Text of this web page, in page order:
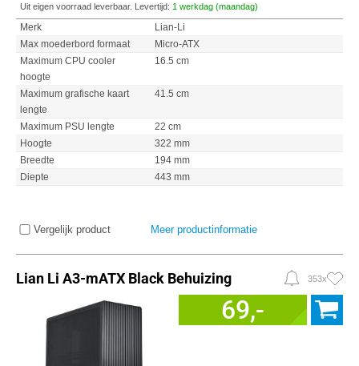
Uit eigen voorraad leverbaar. Levertijd: 1 werkdag (maandag)
Merk
Lian-Li
Max moederbord formaat
Micro-ATX
Maximum CPU cooler
hoogte
16.5 cm
Maximum grafische kaart
lengte
41.5 cm
Maximum PSU lengte
22 cm
Hoogte
322 mm
Breedte
194 mm
Diepte
443 mm
Vergelijk product Meer productinformatie
Lian Li A3-mATX Black Behuizing 353x
69,-